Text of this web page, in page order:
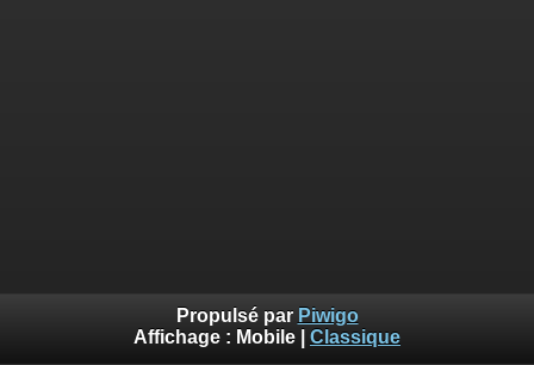
Propulsé par Piwigo
Affichage : Mobile Classique